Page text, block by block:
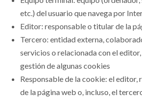
etc.) del usuario que navega por
Editor: responsable o titular de la
Tercero: entidad externa,
servicios o relacionada con el
gestión de algunas cookies
Responsable de la cookie: el editor,
de la página web o, incluso, el